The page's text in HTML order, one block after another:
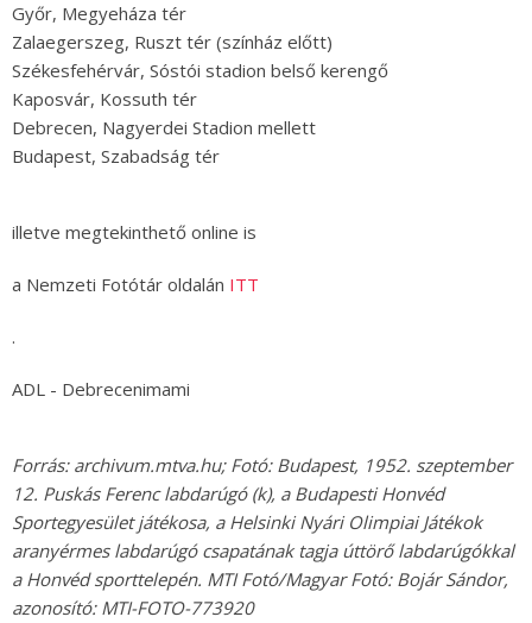
Győr, Megyeháza tér
Zalaegerszeg, Ruszt tér (színház előtt)
Székesfehérvár, Sóstói stadion belső kerengő
Kaposvár, Kossuth tér
Debrecen, Nagyerdei Stadion mellett
Budapest, Szabadság tér
illetve megtekinthető online is
a Nemzeti Fotótár oldalán ITT
.
ADL - Debrecenimami
Forrás: archivum.mtva.hu; Fotó: Budapest, 1952. szeptember
12. Puskás Ferenc labdarúgó (k), a Budapesti Honvéd
Sportegyesület játékosa, a Helsinki Nyári Olimpiai Játékok
aranyérmes labdarúgó csapatának tagja úttörő labdarúgókkal
a Honvéd sporttelepén. MTI Fotó/Magyar Fotó: Bojár Sándor,
azonosító: MTI-FOTO-773920